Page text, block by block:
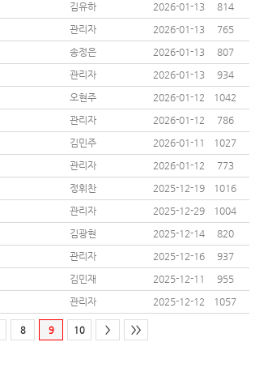
김유하 2026-01-13
814
관리자 2026-01-13
765
송정은 2026-01-13
807
관리자 2026-01-13
934
오현주 2026-01-12
1042
관리자 2026-01-12
786
김민주 2026-01-11
1027
관리자 2026-01-12
773
정휘찬 2025-12-19
1016
관리자 2025-12-29
1004
김광현 2025-12-14
820
관리자 2025-12-16
937
김민재 2025-12-11
955
관리자 2025-12-12 1057
8 9 10 > >>